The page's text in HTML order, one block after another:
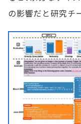
の影響だと研究チ